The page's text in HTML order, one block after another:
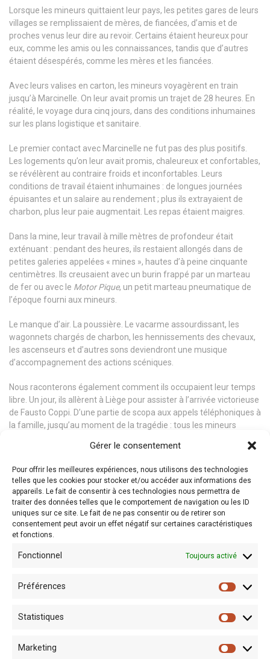
Gérer le consentement
Pour offrir les meilleures expériences, nous utilisons des technologies
telles que les cookies pour stocker et/ou accéder aux informations des
appareils. Le fait de consentir à ces technologies nous permettra de
traiter des données telles que le comportement de navigation ou les ID
uniques sur ce site. Le fait de ne pas consentir ou de retirer son
consentement peut avoir un effet négatif sur certaines caractéristiques
et fonctions.
Fonctionnel Toujours activé
Préférences
Statistiques
Marketing
Lorsque les mineurs quittaient leur pays, les petites gares de leurs
villages se remplissaient de mères, de fiancées, d’amis et de
proches venus leur dire au revoir. Certains étaient heureux pour
eux, comme les amis ou les connaissances, tandis que d’autres
étaient désespérés, comme les mères et les fiancées.
Avec leurs valises en carton, les mineurs voyagèrent en train
jusqu’à Marcinelle. On leur avait promis un trajet de 28 heures. En
réalité, le voyage dura cinq jours, dans des conditions inhumaines
sur les plans logistique et sanitaire.
Le premier contact avec Marcinelle ne fut pas des plus positifs.
Les logements qu’on leur avait promis, chaleureux et confortables,
se révélèrent au contraire froids et inconfortables. Leurs
conditions de travail étaient inhumaines : de longues journées
épuisantes et un salaire au rendement ; plus ils extrayaient de
charbon, plus leur paie augmentait. Les repas étaient maigres.
Dans la mine, leur travail à mille mètres de profondeur était
exténuant : pendant des heures, ils restaient allongés dans de
petites galeries appelées « mines », hautes d’à peine cinquante
centimètres. Ils creusaient avec un burin frappé par un marteau
de fer ou avec le Motor Pique, un petit marteau pneumatique de
l’époque fourni aux mineurs.
Le manque d’air. La poussière. Le vacarme assourdissant, les
wagonnets chargés de charbon, les hennissements des chevaux,
les ascenseurs et d’autres sons deviendront une musique
d’accompagnement des actions scéniques.
Nous raconterons également comment ils occupaient leur temps
libre. Un jour, ils allèrent à
Liège pour assister à l’arrivée victorieuse
de Fausto Coppi . D’une partie de scopa aux appels téléphoniques à
la famille, jusqu’au moment de la tragédie : tous les mineurs
comme ils l’appelaient.
Réservation :m.villani@leboisducazier.be